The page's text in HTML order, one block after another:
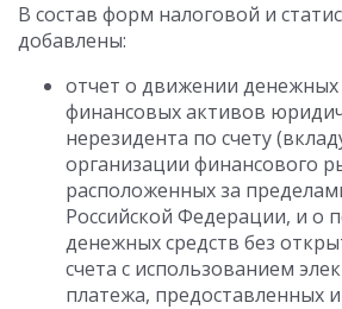
В состав форм налоговой и
добавлены:
отчет о движении денежных
финансовых активов
нерезидента по счету
организации финансового
расположенных за
Российской Федерации, и о
денежных средств без
счета с использованием
платежа, предоставленных